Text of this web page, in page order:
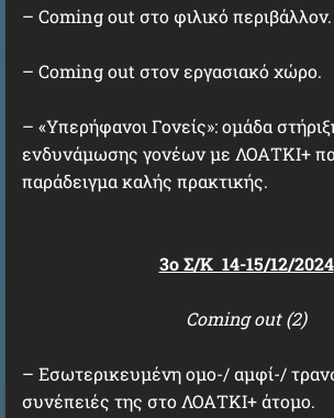
– Coming out στο φιλικό περιβάλλον.
– Coming out στον εργασιακό χώρο.
– «Υπερήφανοι Γονείς»: ομάδα
ενδυνάμωσης γονέων με ΛΟΑΤΚΙ+
παράδειγμα καλής πρακτικής.
3o Σ/Κ 14-15/12/2024
Coming out (2)
– Εσωτερικευμένη ομο-/ αμφί-/
συνέπειές της στο ΛΟΑΤΚΙ+ άτομο.